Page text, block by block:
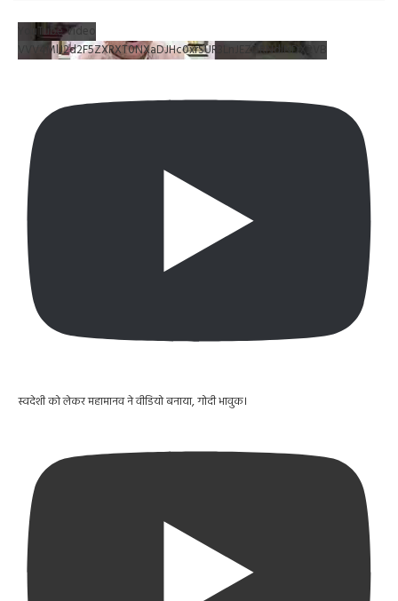
YouTube Video
VVV4MlJ2d2F5ZXRXT0NXaDJHc0xrSUR3LnJEZDRNdlNDX2VB
स्वदेशी को लेकर महामानव ने वीडियो बनाया, गोदी भावुक।